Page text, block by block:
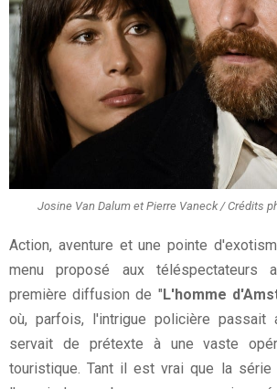
Josine Van Dalum et Pierre Vaneck / Crédits
Action, aventure et une pointe
menu proposé aux téléspectateurs
première diffusion de "L'homme
où, parfois, l'intrigue policière passait
servait de prétexte à une vaste
touristique. Tant il est vrai que la